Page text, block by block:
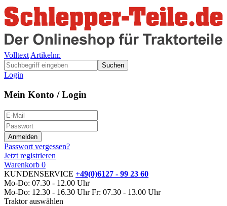
Volltext Artikelnr.
Suchen
Login
Mein Konto / Login
Passwort vergessen?
Jetzt registrieren
Warenkorb 0
KUNDENSERVICE +49(0)6127 - 99 23 60
Mo-Do: 07.30 - 12.00 Uhr
Mo-Do: 12.30 - 16.30 Uhr Fr: 07.30 - 13.00 Uhr
Traktor auswählen